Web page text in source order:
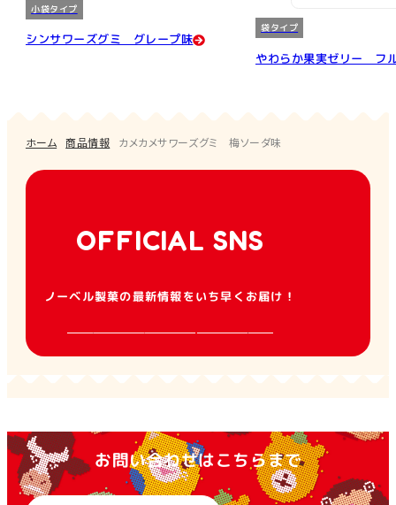
小袋タイプ
シンサワーズグミ グレープ味
袋タイプ
やわらか果実ゼリー フ
ホーム 商品情報 カメカメサワーズグミ 梅ソーダ味
OFFICIAL SNS
ノーベル製菓の最新情報をいち早くお届け！
お問い合わせはこちらまで